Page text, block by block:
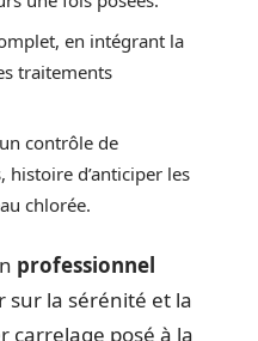
en intégrant la
traitements
contrôle de
histoire d’anticiper les
chlorée.
professionnel
sur la sérénité et la
carrelage posé à la